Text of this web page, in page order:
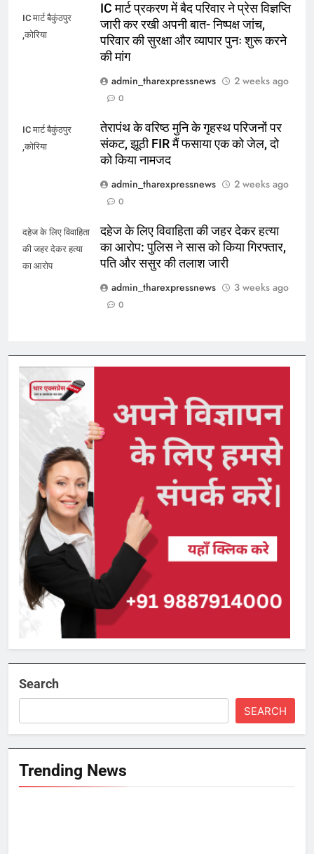
IC मार्ट बैकुंठपुर
,कोरिया
IC मार्ट प्रकरण में बैद परिवार ने प्रेस विज्ञप्ति
जारी कर रखी अपनी बात- निष्पक्ष जांच,
परिवार की सुरक्षा और व्यापार पुनः शुरू करने
की मांग
admin_tharexpressnews
2 weeks ago
0
IC मार्ट बैकुंठपुर
,कोरिया
तेरापंथ के वरिष्ठ मुनि के गृहस्थ परिजनों पर
संकट, झूठी FIR मैं फसाया एक को जेल, दो
को किया नामजद
admin_tharexpressnews
2 weeks ago
0
दहेज के लिए विवाहिता
की जहर देकर हत्या
का आरोप
दहेज के लिए विवाहिता की जहर देकर हत्या
का आरोप: पुलिस ने सास को किया गिरफ्तार,
पति और ससुर की तलाश जारी
admin_tharexpressnews
3 weeks ago
0
Search
SEARCH
Trending News